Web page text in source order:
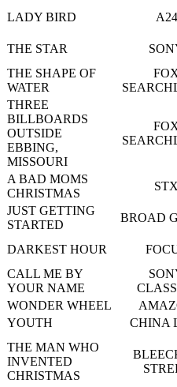
LADY BIRD A24
THE STAR
THE SHAPE OF
WATER
THREE
BILLBOARDS
OUTSIDE
EBBING,
MISSOURI
A BAD MOMS
CHRISTMAS
JUST GETTING
STARTED
BROAD
DARKEST HOUR
CALL ME BY
YOUR NAME
WONDER WHEEL
YOUTH CHINA
THE MAN WHO
INVENTED
CHRISTMAS